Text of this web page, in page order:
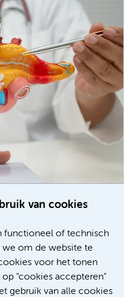
van cookies
functioneel of technisch
we om de website te
voor het tonen
"cookies accepteren"
gebruik van alle cookies
verbeteren